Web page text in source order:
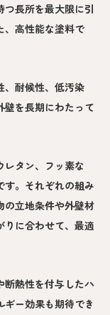
つ長所を最大限に引
、高性能な塗料で
、耐候性、低汚染
壁を長期にわたって
レタン、フッ素な
す。それぞれの組み
の立地条件や外壁材
りに合わせて、最適
断熱性を付与したハ
ー効果も期待でき